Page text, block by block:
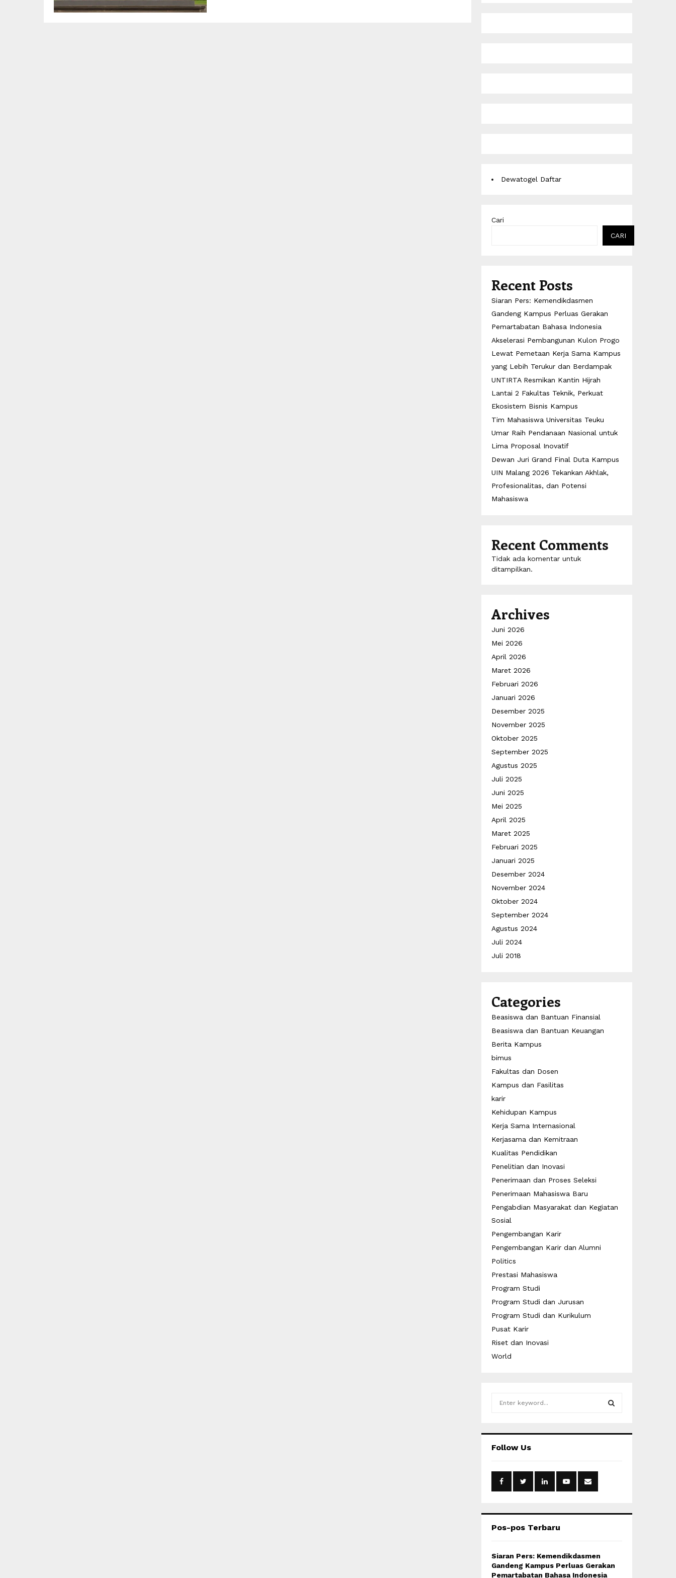
Dewatogel Daftar
Cari
CARI
Recent Posts
Siaran Pers: Kemendikdasmen
Gandeng Kampus Perluas Gerakan
Pemartabatan Bahasa Indonesia
Akselerasi Pembangunan Kulon Progo
Lewat Pemetaan Kerja Sama Kampus
yang Lebih Terukur dan Berdampak
UNTIRTA Resmikan Kantin Hijrah
Lantai 2 Fakultas Teknik, Perkuat
Ekosistem Bisnis Kampus
Tim Mahasiswa Universitas Teuku
Umar Raih Pendanaan Nasional untuk
Lima Proposal Inovatif
Dewan Juri Grand Final Duta Kampus
UIN Malang 2026 Tekankan Akhlak,
Profesionalitas, dan Potensi
Mahasiswa
Recent Comments
Tidak ada komentar untuk
ditampilkan.
Archives
Juni 2026
Mei 2026
April 2026
Maret 2026
Februari 2026
Januari 2026
Desember 2025
November 2025
Oktober 2025
September 2025
Agustus 2025
Juli 2025
Juni 2025
Mei 2025
April 2025
Maret 2025
Februari 2025
Januari 2025
Desember 2024
November 2024
Oktober 2024
September 2024
Agustus 2024
Juli 2024
Juli 2018
Categories
Beasiswa dan Bantuan Finansial
Beasiswa dan Bantuan Keuangan
Berita Kampus
bimus
Fakultas dan Dosen
Kampus dan Fasilitas
karir
Kehidupan Kampus
Kerja Sama Internasional
Kerjasama dan Kemitraan
Kualitas Pendidikan
Penelitian dan Inovasi
Penerimaan dan Proses Seleksi
Penerimaan Mahasiswa Baru
Pengabdian Masyarakat dan Kegiatan
Sosial
Pengembangan Karir
Pengembangan Karir dan Alumni
Politics
Prestasi Mahasiswa
Program Studi
Program Studi dan Jurusan
Program Studi dan Kurikulum
Pusat Karir
Riset dan Inovasi
World
h
o
:
Follow Us
Pos-pos Terbaru
Siaran Pers: Kemendikdasmen
Gandeng Kampus Perluas Gerakan
Pemartabatan Bahasa Indonesia